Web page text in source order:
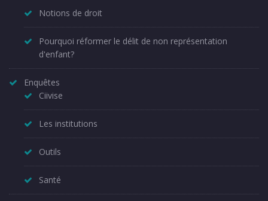
Notions de droit
Pourquoi réformer le délit de non représentation
d'enfant?
Enquêtes
Ciivise
Les institutions
Outils
Santé